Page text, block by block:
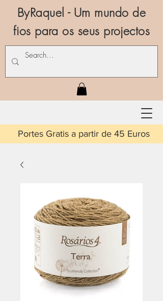
ByRaquel - Um mundo de
fios para os seus projectos
a partir de 45 Euros